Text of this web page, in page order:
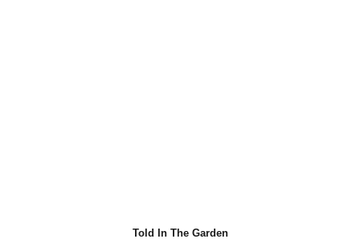
Told In The Garden